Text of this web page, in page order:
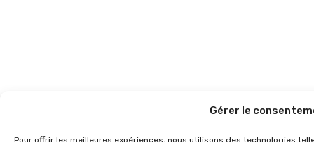
Gérer le
Pour offrir les meilleures expériences, nous utilisons des technologies